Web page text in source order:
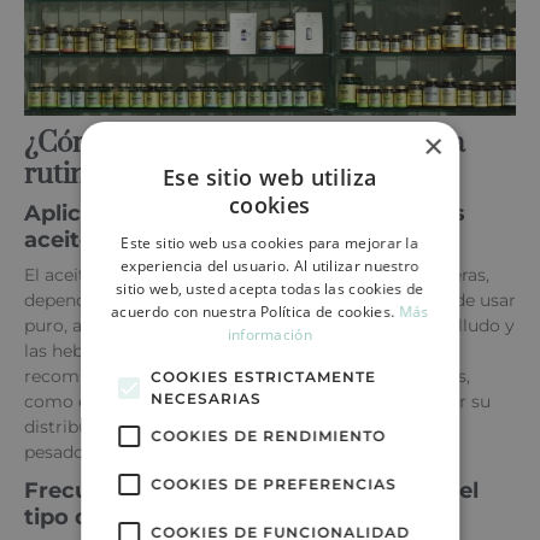
¿Cómo usar el aceite de ricino en la
rutina capilar?
Aplicación pura vs. mezclada con otros
aceites
El aceite de ricino puede aplicarse de diversas maneras,
dependiendo de las necesidades del cabello. Se puede usar
puro, aplicándolo directamente sobre el cuero cabelludo y
las hebras, pero debido a su densidad, a menudo se
recomienda mezclarlo con otros aceites más ligeros,
como el aceite de coco o de almendras, para facilitar su
distribución y evitar que deje el cabello demasiado
pesado.
Frecuencia y recomendaciones según el
tipo de cabello
×
Ese sitio web utiliza
cookies
Este sitio web usa cookies para mejorar la
experiencia del usuario. Al utilizar nuestro
sitio web, usted acepta todas las cookies de
acuerdo con nuestra Política de cookies. Más
información
COOKIES ESTRICTAMENTE
NECESARIAS
COOKIES DE RENDIMIENTO
COOKIES DE PREFERENCIAS
COOKIES DE FUNCIONALIDAD